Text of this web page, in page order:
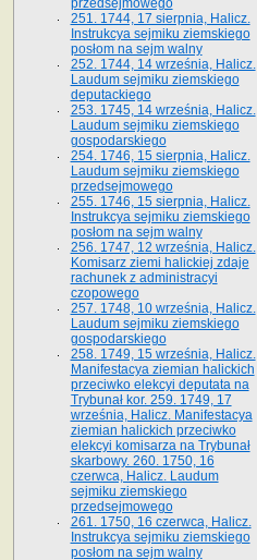
przedsejmowego
251. 1744, 17 sierpnia, Halicz.
Instrukcya sejmiku ziemskiego
posłom na sejm walny
252. 1744, 14 września, Halicz.
Laudum sejmiku ziemskiego
deputackiego
253. 1745, 14 września, Halicz.
Laudum sejmiku ziemskiego
gospodarskiego
254. 1746, 15 sierpnia, Halicz.
Laudum sejmiku ziemskiego
przedsejmowego
255. 1746, 15 sierpnia, Halicz.
Instrukcya sejmiku ziemskiego
posłom na sejm walny
256. 1747, 12 września, Halicz.
Komisarz ziemi halickiej zdaje
rachunek z administracyi
czopowego
257. 1748, 10 września, Halicz.
Laudum sejmiku ziemskiego
gospodarskiego
258. 1749, 15 września, Halicz.
Manifestacya ziemian halickich
przeciwko elekcyi deputata na
Trybunał kor. 259. 1749, 17
września, Halicz. Manifestacya
ziemian halickich przeciwko
elekcyi komisarza na Trybunał
skarbowy. 260. 1750, 16
czerwca, Halicz. Laudum
sejmiku ziemskiego
przedsejmowego
261. 1750, 16 czerwca, Halicz.
Instrukcya sejmiku ziemskiego
posłom na sejm walny